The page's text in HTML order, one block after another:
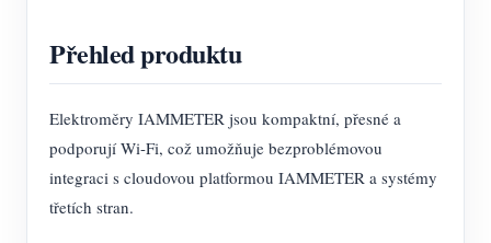
Přehled produktu
Elektroměry IAMMETER jsou kompaktní, přesné a
podporují Wi-Fi, což umožňuje bezproblémovou
integraci s cloudovou platformou IAMMETER a systémy
třetích stran.